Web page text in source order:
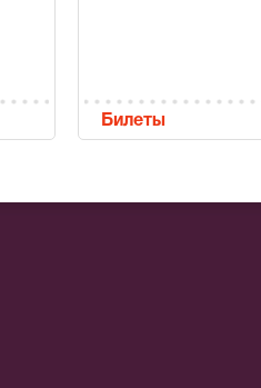
Билеты